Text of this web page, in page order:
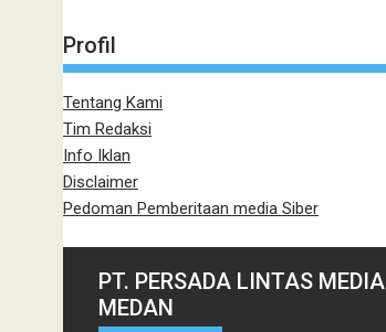
Profil
Tentang Kami
Tim Redaksi
Info Iklan
Disclaimer
Pedoman Pemberitaan media Siber
PT. PERSADA LINTAS MEDIA
MEDAN